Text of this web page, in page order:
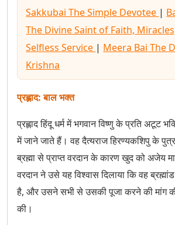
Neem Karoli Baba: The Miraculous
Dham and Messenger of Divine Love
Prahlada The Child Devotee
Pundalik The Devotee Who Brought
Pandharpur
Ramakrishna Paramahamsa The
Ravidas The Devotee Who
Sabari The Devotee Who Waited for
Saint Kabir The Weaver of Divine Truths
Sakkubai The Simple Devotee |
The Divine Saint of Faith,
Selfless Service | Meera Bai The
Krishna
प्रह्लाद: बाल भक्त
प्रह्लाद हिंदू धर्म में भगवान विष्णु के प्रति अटूट
में जाने जाते हैं। वह दैत्यराज हिरण्यकशिपु के
ब्रह्मा से प्राप्त वरदान के कारण खुद को अजेय
वरदान ने उसे यह विश्वास दिलाया कि वह
है, और उसने सभी से उसकी पूजा करने की मांग
की।